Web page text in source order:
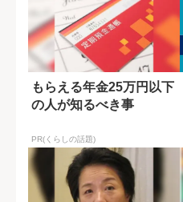
もらえる年金25万円以下
の人が知るべき事
PR(くらしの話題)